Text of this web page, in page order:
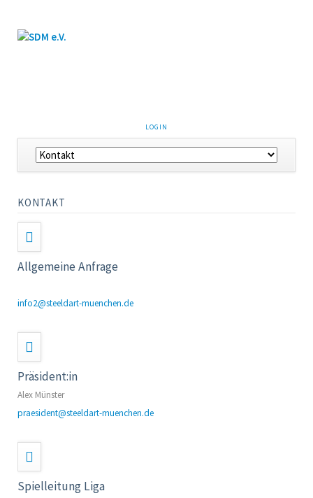
LOGIN
KONTAKT
Allgemeine Anfrage
info2@steeldart-muenchen.de
Präsident:in
Alex Münster
praesident@steeldart-muenchen.de
Spielleitung Liga